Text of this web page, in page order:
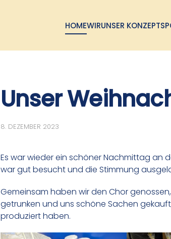
HOMEWIRUNSER KONZEPT
Unser
8. DEZEMBER 2023
Es war wieder ein schöner Nachmittag an
war gut besucht und die Stimmung
Gemeinsam haben wir den Chor
getrunken und uns schöne Sachen
produziert haben.